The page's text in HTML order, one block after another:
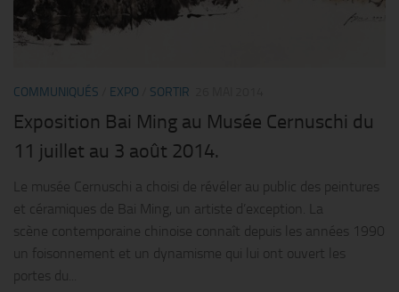
COMMUNIQUÉS EXPO SORTIR
Exposition Bai Ming au Musée Cernuschi du
11 juillet au 3 août 2014.
Le musée Cernuschi a choisi de révéler au public des peintures
et céramiques de Bai Ming, un artiste d’exception. La
scène contemporaine chinoise connaît depuis les années 1990
un foisonnement et un dynamisme qui lui ont ouvert les
portes du...